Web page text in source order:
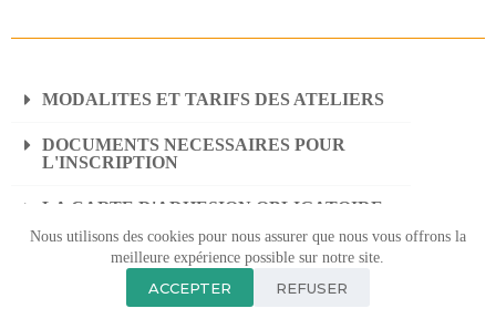
Nous utilisons des cookies pour nous assurer que nous vous offrons la
meilleure expérience possible sur notre site.
ACCEPTER REFUSER
MODALITES ET TARIFS DES ATELIERS
DOCUMENTS NECESSAIRES POUR
L'INSCRIPTION
LA CARTE D'ADHESION OBLIGATOIRE